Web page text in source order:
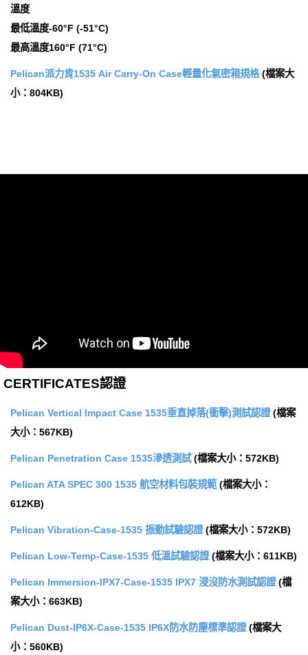
溫度
最低溫度-60°F (-51°C)
最高溫度160°F (71°C)
Pelican派力肯1535 Air Carry-On Case輕量化氣密箱規格(檔案大
小：804KB)
CERTIFICATES認證
Pelican Vertical Impact Case 1535垂直掉落(衝擊)測試認證(檔案
大小：567KB)
Pelican Penetration Case 1535滲透測試(檔案大小：572KB)
Pelican ATA SPEC 300 1535 航空材料包裝規範(檔案大小：
612KB)
Pelican Vibration-Case-1535 振動試驗認證(檔案大小：572KB)
Pelican Low-Temp-Case-1535 低溫試驗認證(檔案大小：611KB)
Pelican Immersion-IPX7-Case-1535 IPX7 浸沒防水測試認證(檔
案大小：663KB)
Pelican Dust-IP6X-Case-1535 IP6X防水防塵標準認證(檔案大
小：560KB)